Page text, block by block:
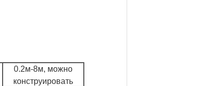
0.2м-8м, можно
конструировать